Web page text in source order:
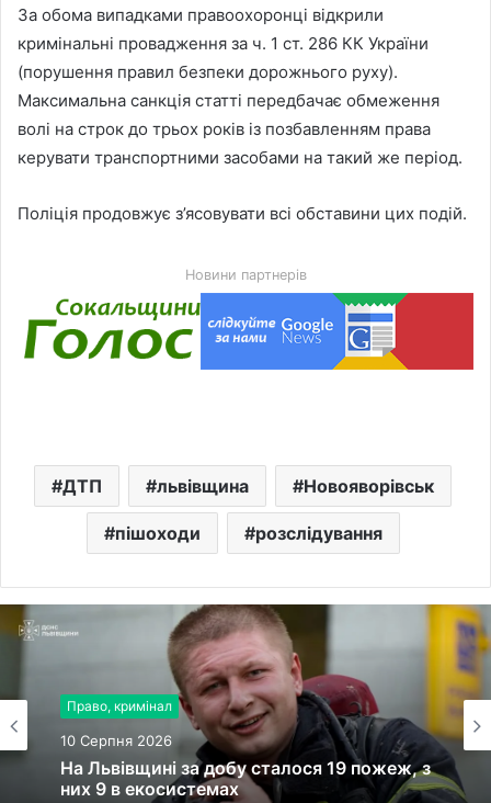
За обома випадками правоохоронці відкрили
кримінальні провадження за ч. 1 ст. 286 КК України
(порушення правил безпеки дорожнього руху).
Максимальна санкція статті передбачає обмеження
волі на строк до трьох років із позбавленням права
керувати транспортними засобами на такий же період.
Поліція продовжує з’ясовувати всі обставини цих подій.
Новини партнерів
ДТП львівщина Новояворівськ
пішоходи розслідування
Право, кримінал
10 Серпня 2026
На Львівщині за добу сталося 19 пожеж, з
них 9 в екосистемах